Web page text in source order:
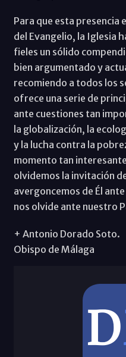
Para que esta presencia
del Evangelio, la Iglesia
fieles un sólido
bien argumentado y
recomiendo a todos los
ofrece una serie de
ante cuestiones tan
la globalización, la
y la lucha contra la
momento tan
olvidemos la invitación
avergoncemos de Él
nos olvide ante nuestro
+ Antonio Dorado Soto.
Obispo de Málaga